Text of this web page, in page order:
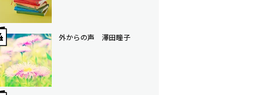
外からの声 澤田瞳子